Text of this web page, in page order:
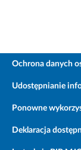
Ochrona danych
Udostępnianie
Ponowne
Deklaracja